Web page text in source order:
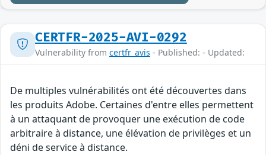
CERTFR-2025-AVI-0292
Vulnerability from certfr_avis - Published: - Updated:
De multiples vulnérabilités ont été découvertes dans
les produits Adobe. Certaines d'entre elles permettent
à un attaquant de provoquer une exécution de code
arbitraire à distance, une élévation de privilèges et un
déni de service à distance.